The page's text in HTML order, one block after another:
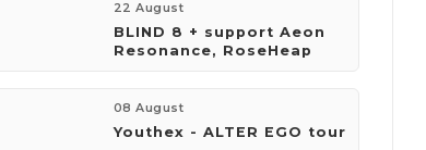
компанія:
телефон:
22 August
BLIND 8 + support Aeon
Resonance, RoseHeap
08 August
Youthex - ALTER EGO tour